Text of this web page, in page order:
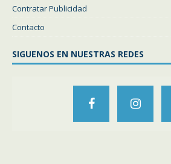
Contratar Publicidad
Contacto
SIGUENOS EN NUESTRAS REDES